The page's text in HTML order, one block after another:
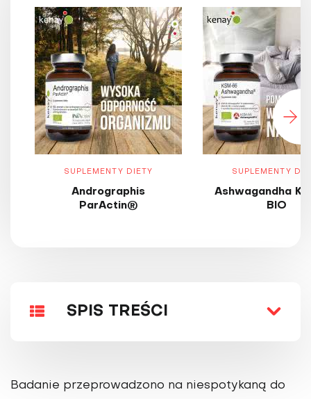
SUPLEMENTY DIETY
Andrographis
ParActin®
SUPLEMENTY
Ashwagandha
BIO
SPIS TREŚCI
Badanie przeprowadzono na niespotykaną do